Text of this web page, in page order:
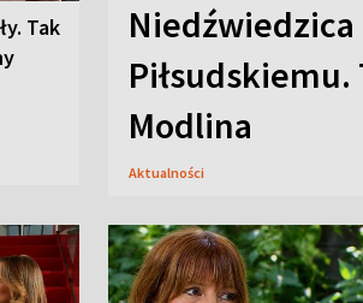
Tak
Niedźwiedzica
Modlina
Aktualności